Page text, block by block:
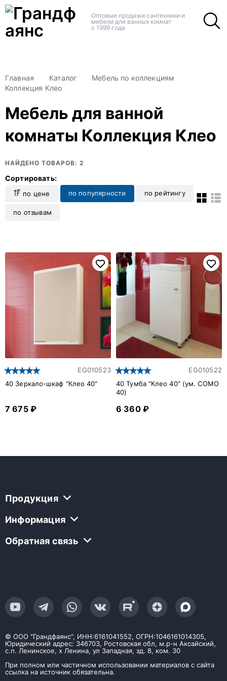
Оптовые продажи сантехники и
мебели для ванных комнат
с 1999 года
Главная Каталог
Мебель по коллекциям
Коллекция Клео
Мебель для ванной
комнаты Коллекция Клео
НАЙДЕНО ТОВАРОВ: 2
Сортировать:
по цене по популярности по рейтингу
по отзывам
EG010523
40 Зеркало-шкаф "Клео 40"
7 675 ₽
EG010522
40 Тумба "Клео 40" (ум. COMO
40)
6 360 ₽
Продукция
Информация
Обратная связь
© ООО "Грандфаянс", ИНН:6161041552, ОГРН:1046161014305,
Юридический адрес: 346703, Ростовская обл, м.р-н Аксайский,
с.п. Ленинское, х Ленина, ул Западная, зд. 8, ком. 30
При полном или частичном использовании материалов с сайта
ссылка на источник обязательна.